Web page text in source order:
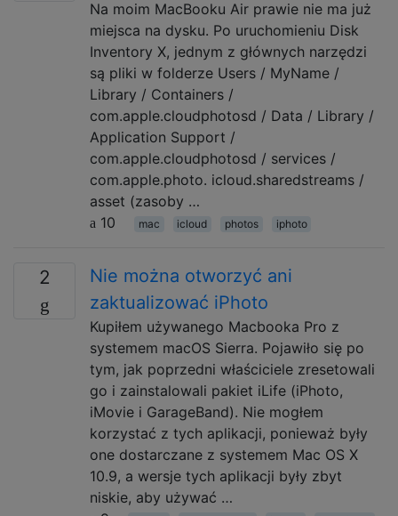
Na moim MacBooku Air prawie nie ma już
miejsca na dysku. Po uruchomieniu Disk
Inventory X, jednym z głównych narzędzi
są pliki w folderze Users / MyName /
Library / Containers /
com.apple.cloudphotosd / Data / Library /
Application Support /
com.apple.cloudphotosd / services /
com.apple.photo. icloud.sharedstreams /
asset (zasoby …
10
mac icloud photos iphoto
2
Nie można otworzyć ani
zaktualizować iPhoto
Kupiłem używanego Macbooka Pro z
systemem macOS Sierra. Pojawiło się po
tym, jak poprzedni właściciele zresetowali
go i zainstalowali pakiet iLife (iPhoto,
iMovie i GarageBand). Nie mogłem
korzystać z tych aplikacji, ponieważ były
one dostarczane z systemem Mac OS X
10.9, a wersje tych aplikacji były zbyt
niskie, aby używać …